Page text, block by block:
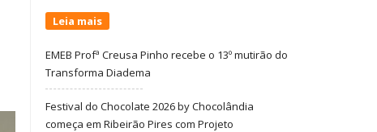
Leia mais
EMEB Profª Creusa Pinho recebe o 13º mutirão do
Transforma Diadema
Festival do Chocolate 2026 by Chocolândia
começa em Ribeirão Pires com Projeto